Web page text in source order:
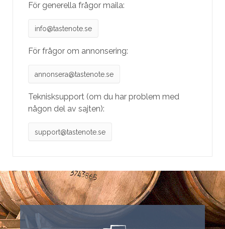
För generella frågor maila:
info@tastenote.se
För frågor om annonsering:
annonsera@tastenote.se
Teknisksupport (om du har problem med
någon del av sajten):
support@tastenote.se